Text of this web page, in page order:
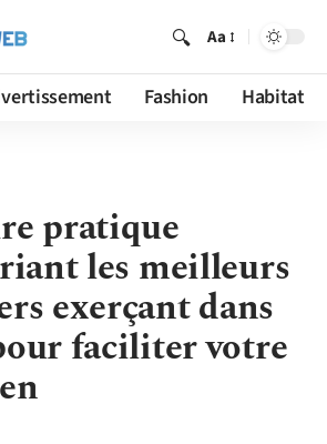
Aa
Fashion Habitat
pratique
les meilleurs
exerçant dans
faciliter votre